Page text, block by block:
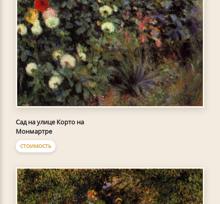
Сад на улице Корто на
Монмартре
СТОИМОСТЬ